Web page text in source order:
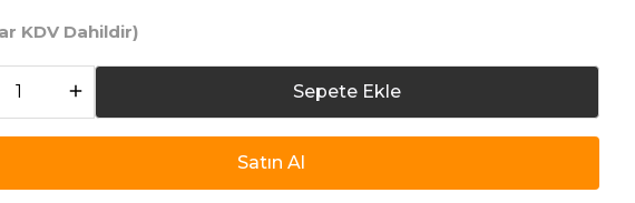
KDV Dahildir)
Sepete Ekle
Satın Al